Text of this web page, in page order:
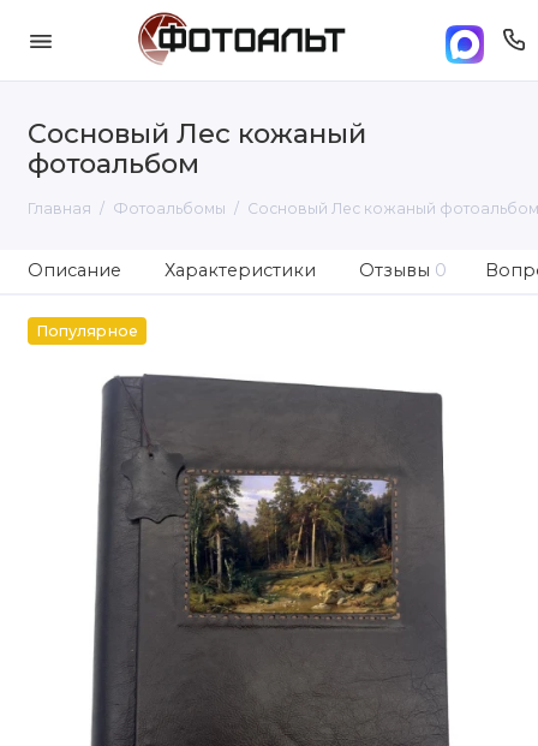
Сосновый Лес кожаный
фотоальбом
Главная Фотоальбомы Сосновый Лес кожаный фотоальбом
Описание Характеристики Отзывы 0
Популярное